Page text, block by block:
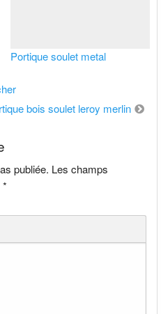
Portique soulet metal
bois soulet leroy merlin
publiée. Les champs
*